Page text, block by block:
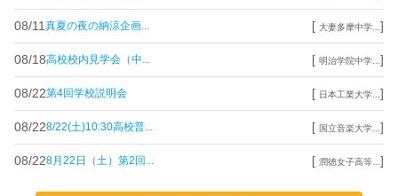
08/11 真夏の夜の納涼企画... [ 大妻多摩中学... ]
08/18高校校内見学会（中... [ 明治学院中学... ]
08/22第4回学校説明会 [ 日本工業大学... ]
08/228/22(土)10:30高校普... [ 国立音楽大学... ]
08/228月22日（土）第2回... [ 潤徳女子高等... ]